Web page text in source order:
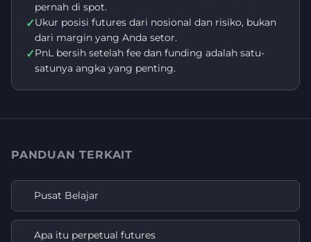
pernah di spot.
✓Ukur posisi futures dari nosional dan risiko, bukan
dari margin yang Anda setor.
✓PnL bersih setelah fee dan funding adalah satu-
satunya angka yang penting.
PANDUAN TERKAIT
Pusat Belajar
Apa itu perpetual futures